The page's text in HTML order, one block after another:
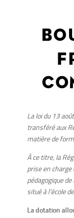
La loi du 13
transféré aux
matière de
À ce titre, la
prise en
pédagogique
situé à l’école
La dotation